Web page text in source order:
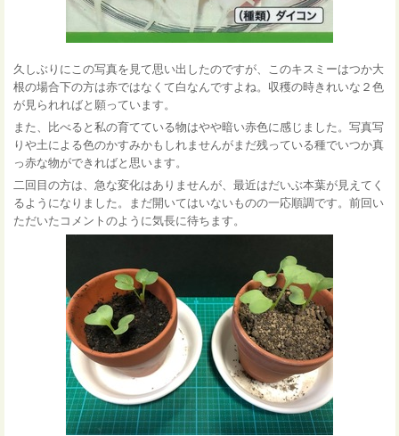
久しぶりにこの写真を見て思い出したのですが、このキスミーはつか大
根の場合下の方は赤ではなくて白なんですよね。収穫の時きれいな２色
が見られればと願っています。
また、比べると私の育てている物はやや暗い赤色に感じました。写真写
りや土による色のかすみかもしれませんがまだ残っている種でいつか真
っ赤な物ができればと思います。
二回目の方は、急な変化はありませんが、最近はだいぶ本葉が見えてく
るようになりました。まだ開いてはいないものの一応順調です。前回い
ただいたコメントのように気長に待ちます。